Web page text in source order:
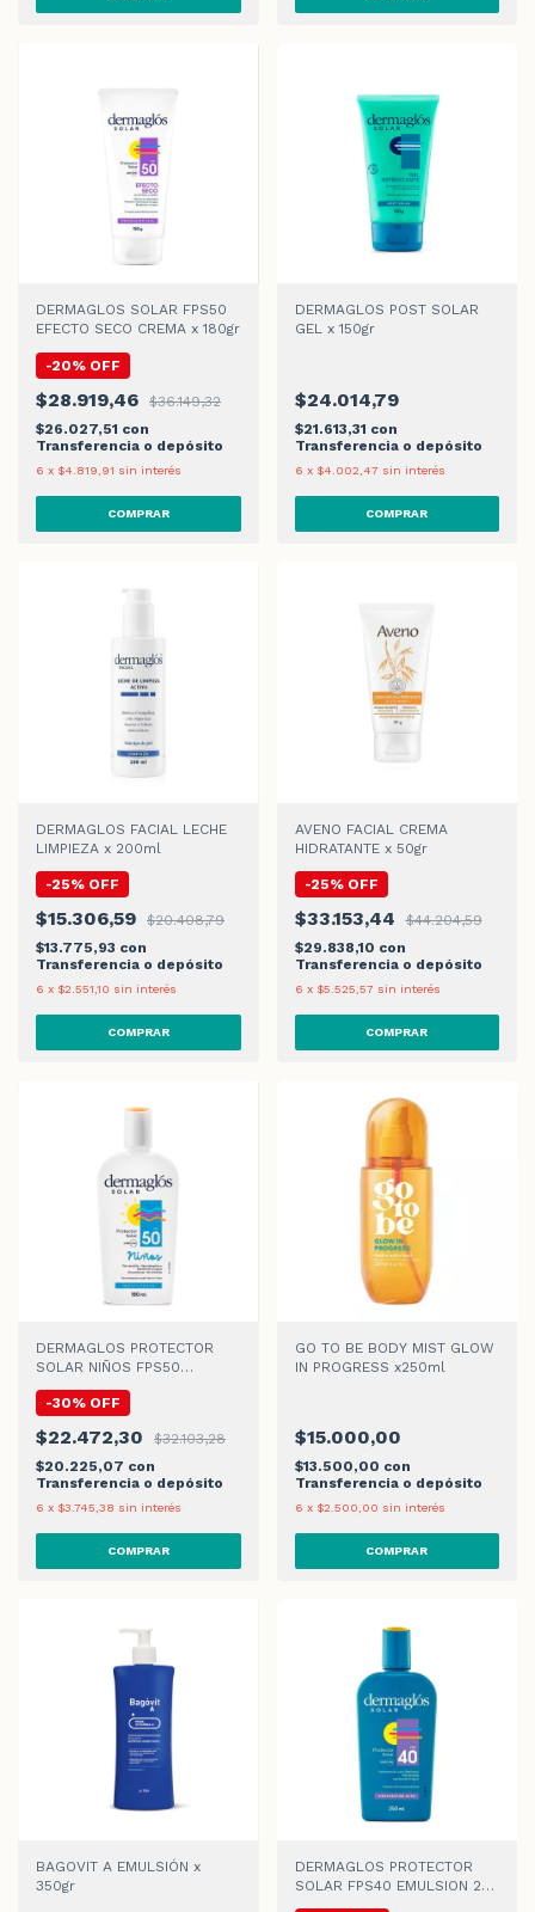
DERMAGLOS SOLAR FPS50
EFECTO SECO CREMA x 180gr
-20% OFF
$28.919,46
$36.149,32
$26.027,51 con
Transferencia o depósito
6 x $4.819,91 sin interés
DERMAGLOS POST SOLAR
GEL x 150gr
$24.014,79
$21.613,31 con
Transferencia o depósito
6 x $4.002,47 sin interés
DERMAGLOS FACIAL LECHE
LIMPIEZA x 200ml
-25% OFF
$15.306,59
$20.408,79
$13.775,93 con
Transferencia o depósito
6 x $2.551,10 sin interés
AVENO FACIAL CREMA
HIDRATANTE x 50gr
-25% OFF
$33.153,44
$44.204,59
$29.838,10 con
Transferencia o depósito
6 x $5.525,57 sin interés
DERMAGLOS PROTECTOR
SOLAR NIÑOS FPS50
-30% OFF
$22.472,30
$32.103,28
$20.225,07 con
Transferencia o depósito
6 x $3.745,38 sin interés
GO TO BE BODY MIST GLOW
IN PROGRESS x250ml
$15.000,00
$13.500,00 con
Transferencia o depósito
6 x $2.500,00 sin interés
BAGOVIT A EMULSIÓN x
350gr
DERMAGLOS PROTECTOR
SOLAR FPS40 EMULSION 250